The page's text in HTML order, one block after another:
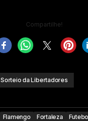
Compartilhe!
Sorteio da Libertadores
Flamengo Fortaleza